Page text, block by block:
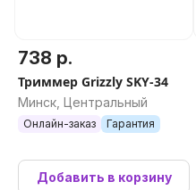
738 р.
Триммер Grizzly SKY-34
Минск, Центральный
Онлайн-заказ Гарантия
Добавить в корзину